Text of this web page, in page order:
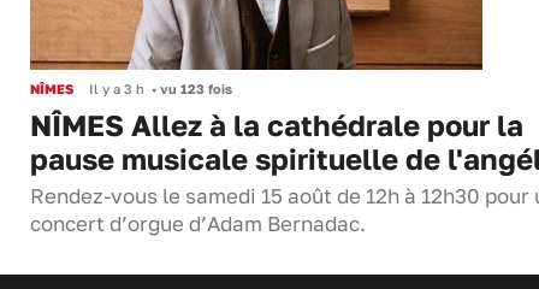
NÎMES Il y a 3 h • vu 123 fois
NÎMES Allez à la cathédrale pour la
pause musicale spirituelle de
Rendez-vous le samedi 15 août de 12h à 12h30 pour
concert d’orgue d’Adam Bernadac.